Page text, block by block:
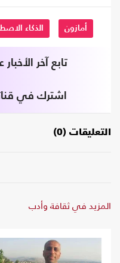
أمازون الذكاء
تابع آخر
اشترك في
التعليقات (0)
المزيد في ثقافة وأدب